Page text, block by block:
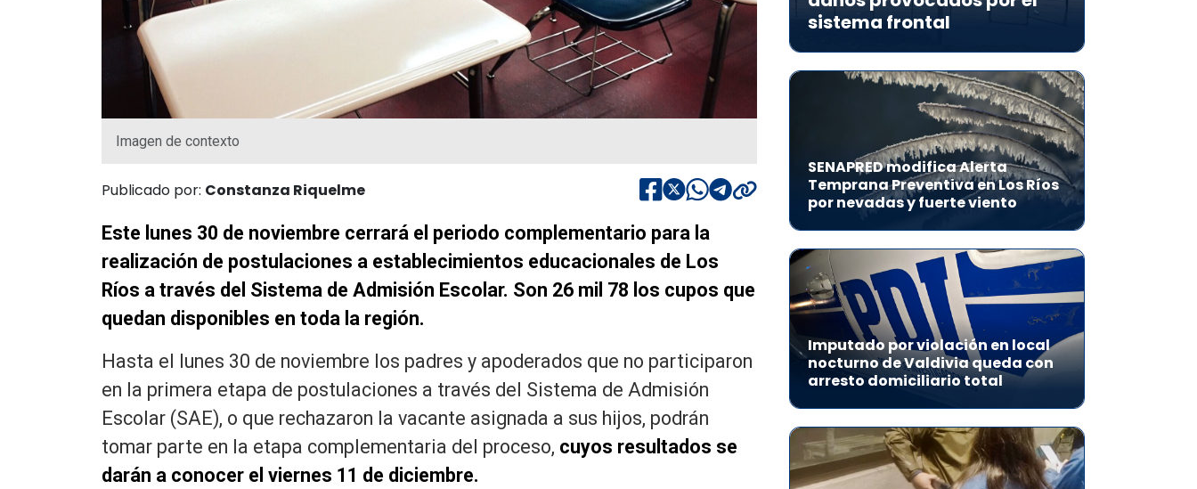
Imagen de contexto
Publicado por: Constanza Riquelme
Este lunes 30 de noviembre cerrará el periodo complementario para la
realización de postulaciones a establecimientos educacionales de Los
Ríos a través del Sistema de Admisión Escolar. Son 26 mil 78 los cupos que
quedan disponibles en toda la región.
Hasta el lunes 30 de noviembre los padres y apoderados que no participaron
en la primera etapa de postulaciones a través del Sistema de Admisión
Escolar (SAE), o que rechazaron la vacante asignada a sus hijos, podrán
tomar parte en la etapa complementaria del proceso, cuyos resultados se
darán a conocer el viernes 11 de diciembre.
sistema frontal
SENAPRED modifica Alerta
Temprana Preventiva en Los Ríos
por nevadas y fuerte viento
Imputado por violación en local
nocturno de Valdivia queda con
arresto domiciliario total